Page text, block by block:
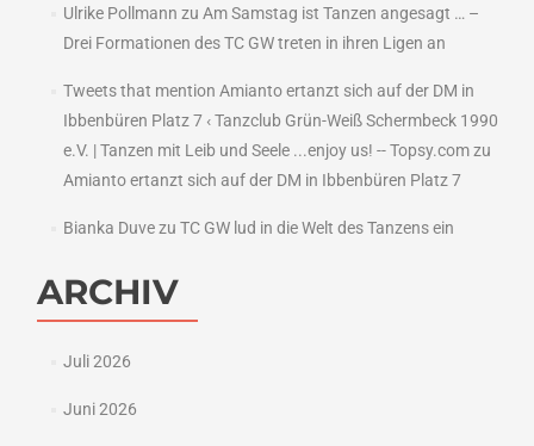
Ulrike Pollmann zu Am Samstag ist Tanzen angesagt … –
Drei Formationen des TC GW treten in ihren Ligen an
Tweets that mention Amianto ertanzt sich auf der DM in
Ibbenbüren Platz 7 ‹ Tanzclub Grün-Weiß Schermbeck 1990
e.V. | Tanzen mit Leib und Seele ...enjoy us! -- Topsy.comzu
Amianto ertanzt sich auf der DM in Ibbenbüren Platz 7
Bianka Duvezu TC GW lud in die Welt des Tanzens ein
ARCHIV
Juli 2026
Juni 2026